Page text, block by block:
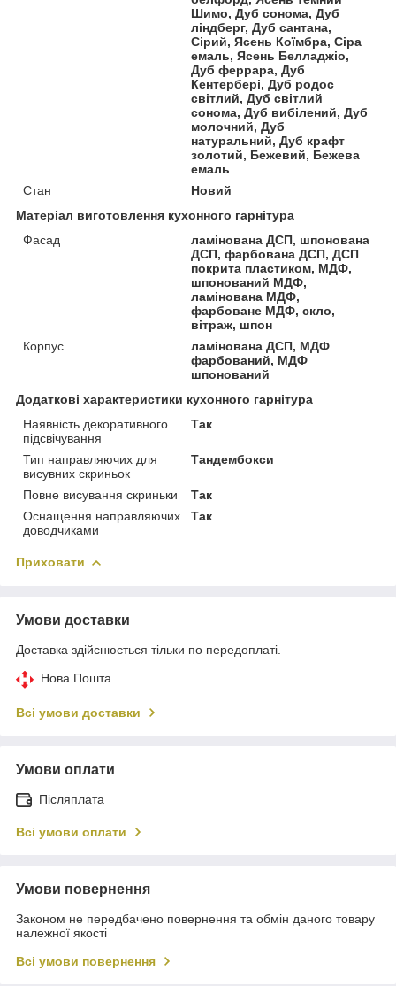
Шимо, Дуб сонома, Дуб
ліндберг, Дуб сантана,
Сірий, Ясень Коїмбра, Сіра
емаль, Ясень Белладжіо,
Дуб феррара, Дуб
Кентербері, Дуб родос
світлий, Дуб світлий
сонома, Дуб вибілений, Дуб
молочний, Дуб
натуральний, Дуб крафт
золотий, Бежевий, Бежева
емаль
Стан
Новий
Матеріал виготовлення кухонного гарнітура
Фасад
ламінована ДСП, шпонована
ДСП, фарбована ДСП, ДСП
покрита пластиком, МДФ,
шпонований МДФ,
ламінована МДФ,
фарбоване МДФ, скло,
вітраж, шпон
Корпус
ламінована ДСП, МДФ
фарбований, МДФ
шпонований
Додаткові характеристики кухонного гарнітура
Наявність декоративного
підсвічування
Так
Тип направляючих для
висувних скриньок
Тандембокси
Повне висування скриньки
Так
Оснащення направляючих
доводчиками
Так
Приховати
Умови доставки
Доставка здійснюється тільки по передоплаті.
Нова Пошта
Всі умови доставки
Умови оплати
Післяплата
Всі умови оплати
Умови повернення
Законом не передбачено повернення та обмін даного товару
належної якості
Всі умови повернення